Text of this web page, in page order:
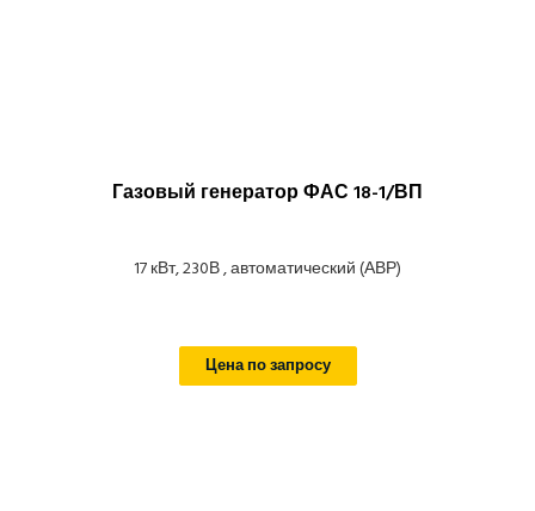
Газовый генератор ФАС 18-1/ВП
17 кВт, 230В , автоматический (АВР)
Цена по запросу